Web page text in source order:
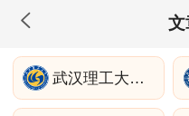
文
MBA工商管理
院校库 考试报名 招
武汉理工大学深圳